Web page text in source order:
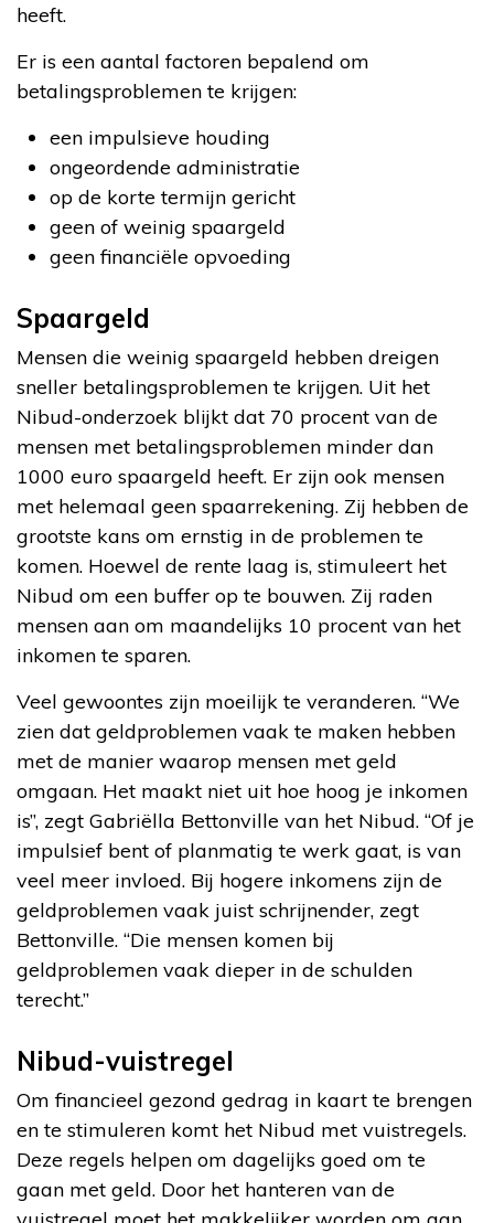
heeft.
Er is een aantal factoren bepalend om
betalingsproblemen te krijgen:
een impulsieve houding
ongeordende administratie
op de korte termijn gericht
geen of weinig spaargeld
geen financiële opvoeding
Spaargeld
Mensen die weinig spaargeld hebben dreigen
sneller betalingsproblemen te krijgen. Uit het
Nibud-onderzoek blijkt dat 70 procent van de
mensen met betalingsproblemen minder dan
1000 euro spaargeld heeft. Er zijn ook mensen
met helemaal geen spaarrekening. Zij hebben de
grootste kans om ernstig in de problemen te
komen. Hoewel de rente laag is, stimuleert het
Nibud om een buffer op te bouwen. Zij raden
mensen aan om maandelijks 10 procent van het
inkomen te sparen.
Veel gewoontes zijn moeilijk te veranderen. “We
zien dat geldproblemen vaak te maken hebben
met de manier waarop mensen met geld
omgaan. Het maakt niet uit hoe hoog je inkomen
is”, zegt Gabriëlla Bettonville van het Nibud. “Of je
impulsief bent of planmatig te werk gaat, is van
veel meer invloed. Bij hogere inkomens zijn de
geldproblemen vaak juist schrijnender, zegt
Bettonville. “Die mensen komen bij
geldproblemen vaak dieper in de schulden
terecht.”
Nibud-vuistregel
Om financieel gezond gedrag in kaart te brengen
en te stimuleren komt het Nibud met vuistregels.
Deze regels helpen om dagelijks goed om te
gaan met geld. Door het hanteren van de